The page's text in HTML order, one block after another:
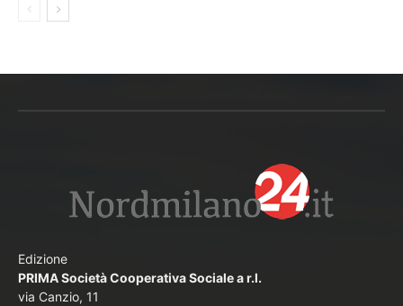
Edizione
PRIMA Società Cooperativa Sociale a r.l.
via Canzio, 11